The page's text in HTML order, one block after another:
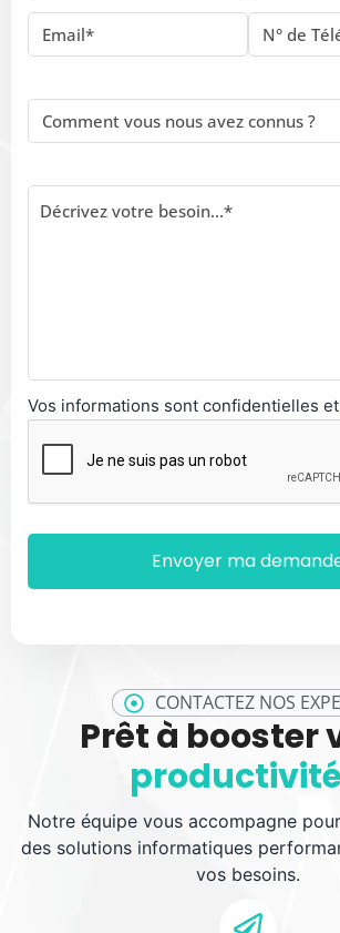
CONTACTEZ NOS
Prêt à booster
Notre équipe vous accompagne
des solutions informatiques
vos besoins.
Vos informations sont confidentielles